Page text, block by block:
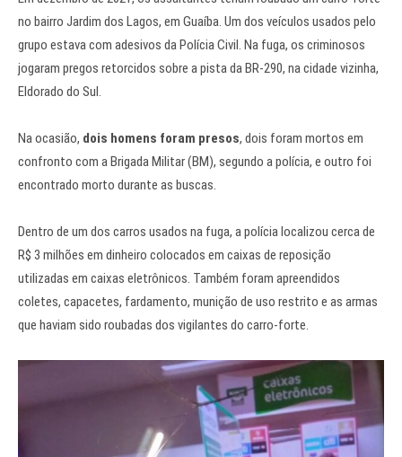
no bairro Jardim dos Lagos, em Guaíba. Um dos veículos usados pelo
grupo estava com adesivos da Polícia Civil. Na fuga, os criminosos
jogaram pregos retorcidos sobre a pista da BR-290, na cidade vizinha,
Eldorado do Sul.
Na ocasião, dois homens foram presos, dois foram mortos em
confronto com a Brigada Militar (BM), segundo a polícia, e outro foi
encontrado morto durante as buscas.
Dentro de um dos carros usados na fuga, a polícia localizou cerca de
R$ 3 milhões em dinheiro colocados em caixas de reposição
utilizadas em caixas eletrônicos. Também foram apreendidos
coletes, capacetes, fardamento, munição de uso restrito e as armas
que haviam sido roubadas dos vigilantes do carro-forte.